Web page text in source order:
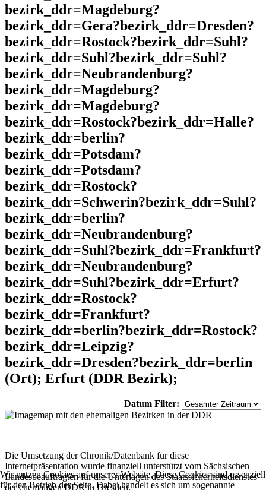
bezirk_ddr=Magdeburg?
bezirk_ddr=Gera?bezirk_ddr=Dresden?
bezirk_ddr=Rostock?bezirk_ddr=Suhl?
bezirk_ddr=Suhl?bezirk_ddr=Suhl?
bezirk_ddr=Neubrandenburg?
bezirk_ddr=Magdeburg?
bezirk_ddr=Magdeburg?
bezirk_ddr=Rostock?bezirk_ddr=Halle?
bezirk_ddr=berlin?
bezirk_ddr=Potsdam?
bezirk_ddr=Potsdam?
bezirk_ddr=Rostock?
bezirk_ddr=Schwerin?bezirk_ddr=Suhl?
bezirk_ddr=berlin?
bezirk_ddr=Neubrandenburg?
bezirk_ddr=Suhl?bezirk_ddr=Frankfurt?
bezirk_ddr=Neubrandenburg?
bezirk_ddr=Suhl?bezirk_ddr=Erfurt?
bezirk_ddr=Rostock?
bezirk_ddr=Frankfurt?
bezirk_ddr=berlin?bezirk_ddr=Rostock?
bezirk_ddr=Leipzig?
bezirk_ddr=Dresden?bezirk_ddr=berlin
(Ort); Erfurt (DDR Bezirk);
Datum Filter:
Die Umsetzung der Chronik/Datenbank für diese
Internetpräsentation wurde finanziell unterstützt vom Sächsischen
Landesbeauftragten für die Unterlagen des Staatssicherheitsdienstes
der ehemaligen DDR in Dresden.
Wir nutzen Cookies auf unserer Website. Diese Cookies sind essenziell
für den Betrieb der Seite. Dabei handelt es sich um sogenannte